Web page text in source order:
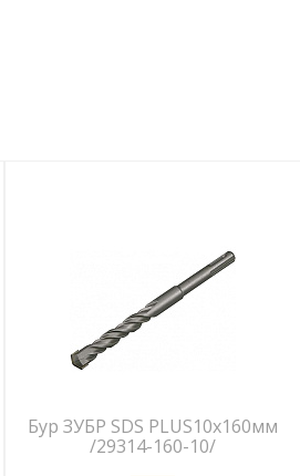
Бур ЗУБР SDS PLUS10х160мм
/29314-160-10/